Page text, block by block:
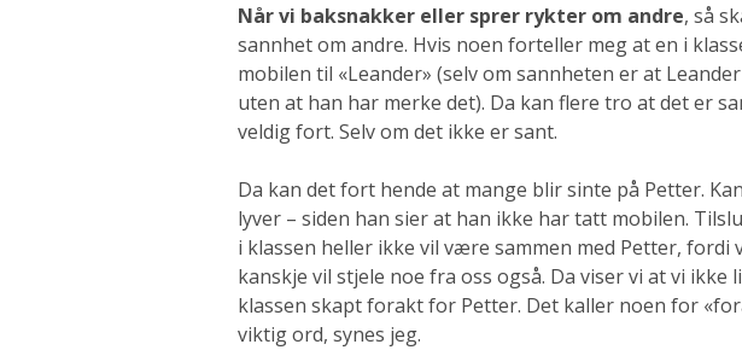
Når vi baksnakker eller sprer rykter om andre, så
sannhet om andre. Hvis noen forteller meg at en i
mobilen til «Leander» (selv om sannheten er at
uten at han har merke det). Da kan flere tro at det er
veldig fort. Selv om det ikke er sant.
Da kan det fort hende at mange blir sinte på Petter.
lyver – siden han sier at han ikke har tatt mobilen.
i klassen heller ikke vil være sammen med Petter, fordi
kanskje vil stjele noe fra oss også. Da viser vi at vi ikke
klassen skapt forakt for Petter. Det kaller noen for
viktig ord, synes jeg.